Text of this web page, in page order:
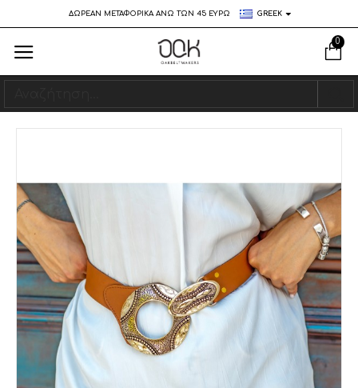
ΔΩΡΕΑΝ ΜΕΤΑΦΟΡΙΚΑ ΑΝΩ ΤΩΝ 45 ΕΥΡΩ GREEK
0